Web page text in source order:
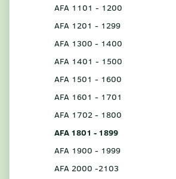
AFA 1101 - 1200
AFA 1201 - 1299
AFA 1300 - 1400
AFA 1401 - 1500
AFA 1501 - 1600
AFA 1601 - 1701
AFA 1702 - 1800
AFA 1801 - 1899
AFA 1900 - 1999
AFA 2000 -2103